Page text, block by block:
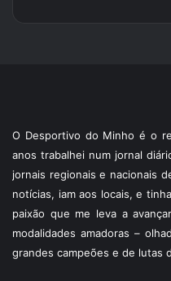
O Desportivo do Minho é o
anos trabalhei num jornal
jornais regionais e nacionais
notícias, iam aos locais, e
paixão que me leva a
modalidades amadoras –
grandes campeões e de lutas